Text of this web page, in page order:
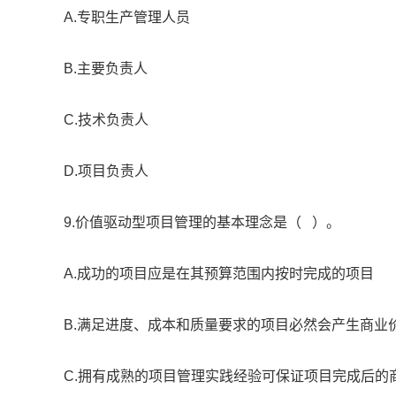
A.专职生产管理人员
B.主要负责人
C.技术负责人
D.项目负责人
9.价值驱动型项目管理的基本理念是（ ）。
A.成功的项目应是在其预算范围内按时完成的项目
B.满足进度、成本和质量要求的项目必然会产生商业
C.拥有成熟的项目管理实践经验可保证项目完成后的